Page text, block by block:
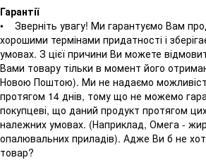
Гарантії
• Зверніть увагу! Ми гарантуємо Вам
хорошими термінами придатності і
умовах. З цієї причини Ви можете
Вами товару тільки в момент його
Новою Поштою). Ми не надаємо
протягом 14 днів, тому що не можемо
покупцеві, що даний продукт протягом
належних умовах. (Наприклад, Омега -
опалювальних приладів). Адже Ви б не
товар?